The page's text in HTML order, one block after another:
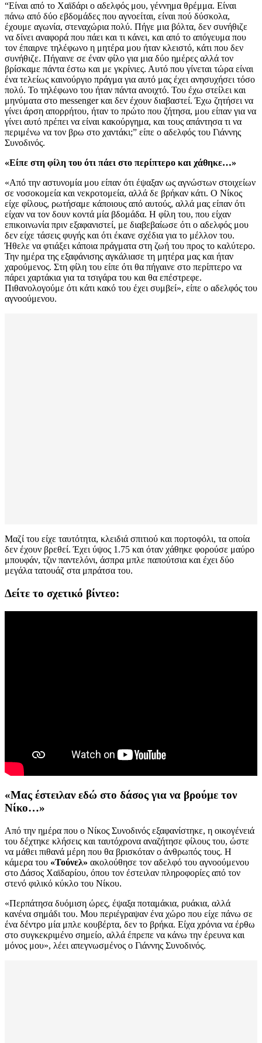
“Είναι από το Χαϊδάρι ο αδελφός μου, γέννημα θρέμμα. Είναι
πάνω από δύο εβδομάδες που αγνοείται, είναι πού δύσκολα,
έχουμε αγωνία, στεναχώρια πολύ. Πήγε μια βόλτα, δεν συνήθιζε
να δίνει αναφορά που πάει και τι κάνει, και από το απόγευμα που
τον έπαιρνε τηλέφωνο η μητέρα μου ήταν κλειστό, κάτι που δεν
συνήθιζε. Πήγαινε σε έναν φίλο για μια δύο ημέρες αλλά τον
βρίσκαμε πάντα έστω και με γκρίνιες. Αυτό που γίνεται τώρα είναι
ένα τελείως καινούργιο πράγμα για αυτό μας έχει ανησυχήσει τόσο
πολύ. Το τηλέφωνο του ήταν πάντα ανοιχτό. Του έχω στείλει και
μηνύματα στο messenger και δεν έχουν διαβαστεί. Έχω ζητήσει να
γίνει άρση απορρήτου, ήταν το πρώτο που ζήτησα, μου είπαν για να
γίνει αυτό πρέπει να είναι κακούργημα, και τους απάντησα τι να
περιμένω να τον βρω στο χαντάκι;” είπε ο αδελφός του Γιάννης
Συνοδινός.
«Είπε στη φίλη του ότι πάει στο περίπτερο και χάθηκε…»
«Από την αστυνομία μου είπαν ότι έψαξαν ως αγνώστων στοιχείων
σε νοσοκομεία και νεκροτομεία, αλλά δε βρήκαν κάτι. Ο Νίκος
είχε φίλους, ρωτήσαμε κάποιους από αυτούς, αλλά μας είπαν ότι
είχαν να τον δουν κοντά μία βδομάδα. Η φίλη του, που είχαν
επικοινωνία πριν εξαφανιστεί, με διαβεβαίωσε ότι ο αδελφός μου
δεν είχε τάσεις φυγής και ότι έκανε σχέδια για το μέλλον του.
Ήθελε να φτιάξει κάποια πράγματα στη ζωή του προς το καλύτερο.
Την ημέρα της εξαφάνισης αγκάλιασε τη μητέρα μας και ήταν
χαρούμενος. Στη φίλη του είπε ότι θα πήγαινε στο περίπτερο να
πάρει χαρτάκια για τα τσιγάρα του και θα επέστρεφε.
Πιθανολογούμε ότι κάτι κακό του έχει συμβεί», είπε ο αδελφός του
αγνοούμενου.
Μαζί του είχε ταυτότητα, κλειδιά σπιτιού και πορτοφόλι, τα οποία
δεν έχουν βρεθεί. Έχει ύψος 1.75 και όταν χάθηκε φορούσε μαύρο
μπουφάν, τζιν παντελόνι, άσπρα μπλε παπούτσια και έχει δύο
μεγάλα τατουάζ στα μπράτσα του.
Δείτε το σχετικό βίντεο:
«Μας έστειλαν εδώ στο δάσος για να βρούμε τον
Νίκο…»
Από την ημέρα που ο Νίκος Συνοδινός εξαφανίστηκε, η οικογένειά
του δέχτηκε κλήσεις και ταυτόχρονα αναζήτησε φίλους του, ώστε
να μάθει πιθανά μέρη που θα βρισκόταν ο άνθρωπός τους. Η
κάμερα του «Τούνελ» ακολούθησε τον αδελφό του αγνοούμενου
στο Δάσος Χαϊδαρίου, όπου τον έστειλαν πληροφορίες από τον
στενό φιλικό κύκλο του Νίκου.
«Περπάτησα δυόμιση ώρες, έψαξα ποταμάκια, ρυάκια, αλλά
κανένα σημάδι του. Μου περιέγραψαν ένα χώρο που είχε πάνω σε
ένα δέντρο μία μπλε κουβέρτα, δεν το βρήκα. Είχα χρόνια να έρθω
στο συγκεκριμένο σημείο, αλλά έπρεπε να κάνω την έρευνα και
μόνος μου», λέει απεγνωσμένος ο Γιάννης Συνοδινός.